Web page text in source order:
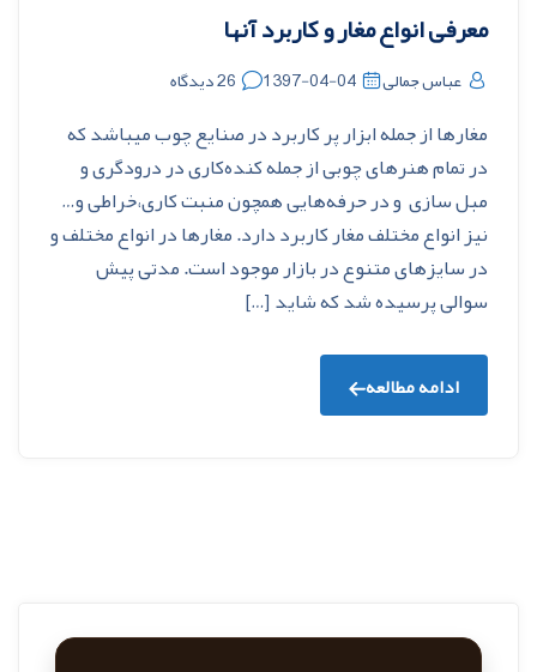
معرفی انواع مغار و کاربرد آنها
عباس جمالی 1397-04-04 26 دیدگاه
مغارها از جمله ابزار پر کاربرد در صنایع چوب میباشد که
در تمام هنرهای چوبی از جمله کنده‌کاری در درودگری و
مبل سازی و در حرفه‌هایی همچون منبت کاری،خراطی و…
نیز انواع مختلف مغار کاربرد دارد. مغارها در انواع مختلف و
در سایزهای متنوع در بازار موجود است. مدتی پیش
سوالی پرسیده شد که شاید […]
ادامه مطالعه